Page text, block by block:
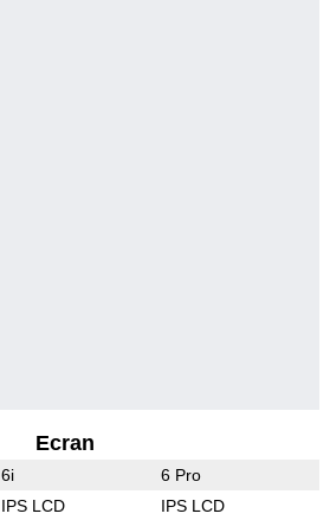
Ecran
6i 6 Pro
IPS LCD IPS LCD